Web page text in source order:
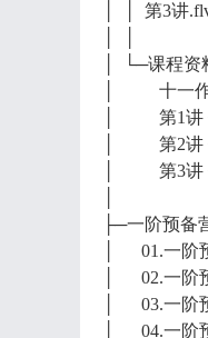
│ │ 第3讲
│ └─课程资
│ 十一作
│ 第1讲
│ 第2讲
│ 第3讲
├─一阶预备
│ 01.一阶
│ 02.一阶
│ 03.一阶
│ 04.一阶